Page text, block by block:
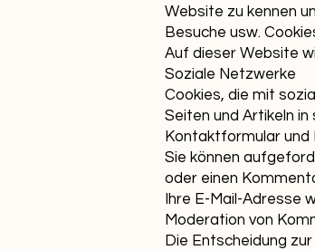
Website zu kennen
Besuche usw.
Auf dieser Website
Soziale Netzwerke
Cookies, die mit
Seiten und Artikeln
Kontaktformular
Sie können
oder einen
Ihre E-Mail-Adresse
Moderation von
Die Entscheidung